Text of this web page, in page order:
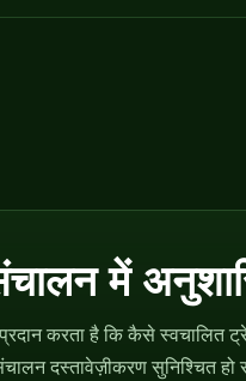
में
करता है कि कैसे स्वचालित
दस्तावेज़ीकरण सुनिश्चित